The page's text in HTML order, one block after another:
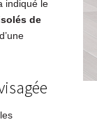
indiqué le
de